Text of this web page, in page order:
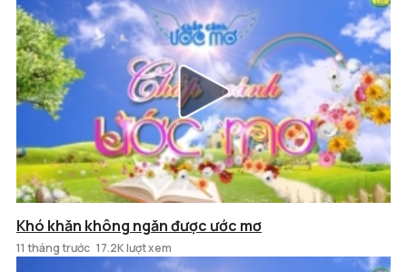
Khó khăn không ngăn được ước mơ
11 tháng trước 17.2K lượt xem